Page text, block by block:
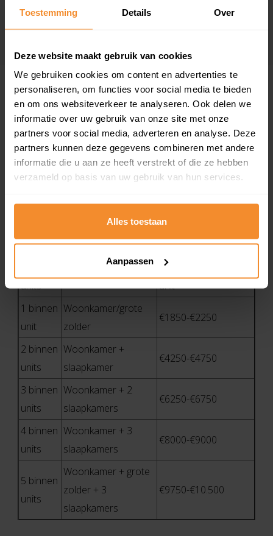
Toestemming Details Over
Deze website maakt gebruik van cookies
We gebruiken cookies om content en advertenties te
personaliseren, om functies voor social media te bieden
en om ons websiteverkeer te analyseren. Ook delen we
informatie over uw gebruik van onze site met onze
partners voor social media, adverteren en analyse. Deze
partners kunnen deze gegevens combineren met andere
informatie die u aan ze heeft verstrekt of die ze hebben
verzameld op basis van uw gebruik van hun services.
Alles toestaan
Aanpassen
Wat kost het laten plaatsen van airco’s?
De kosten van een airco hangen af van o.a. het
merk/model dat u kiest, deels in welke regio u woont en
deels de tijd van het jaar. In de zomer zitten de
installateurs vaak ineens vol en liggen de prijzen hoger.
Gemiddeld kunt u globaal ongeveer het volgende
verwachten voor de populairste A-merken:
Aantal
units
Voorbeeld
toepassing
Prijsindicatie inclusief
plaatsing en buiten-
unit
1 binnen
unit
Woonkamer/grote
zolder
€1850-€2250
2 binnen
units
Woonkamer +
slaapkamer
€4250-€4750
3 binnen
units
Woonkamer + 2
slaapkamers
€6250-€6750
4 binnen
units
Woonkamer + 3
slaapkamers
€8000-€9000
5 binnen
units
Woonkamer + grote
zolder + 3
slaapkamers
€9750-€10.500